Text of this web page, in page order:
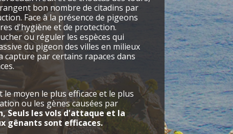
bon nombre de citadins par
Face à la présence de pigeons
d'hygiène et de protection.
ou réguler les espèces qui
du pigeon des villes en milieux
par certains rapaces dans
moyen le plus efficace et le plus
ou les gènes causées par
Seuls les vols d'attaque et la
gênants sont efficaces.